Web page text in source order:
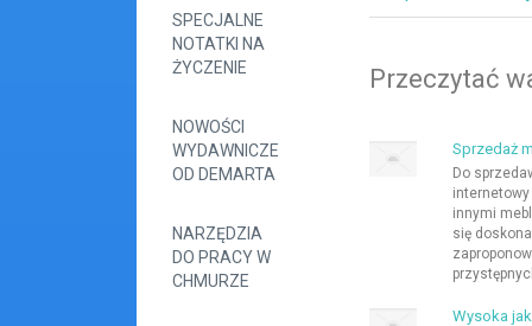
SPECJALNE
NOTATKI NA
ŻYCZENIE
NOWOŚCI
WYDAWNICZE
OD DEMARTA
NARZĘDZIA
DO PRACY W
CHMURZE
Przeczytać
Sprzedaż
Do
innymi
się
Wysoka